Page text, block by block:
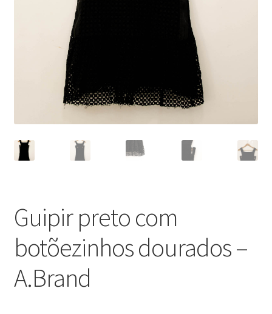
Guipir preto com
botõezinhos dourados –
A.Brand